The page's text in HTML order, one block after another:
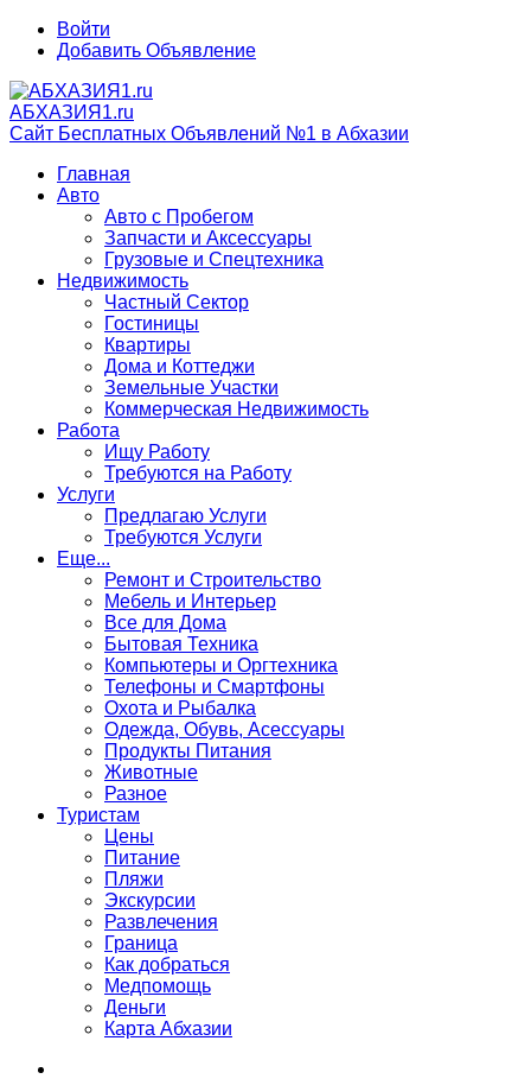
Войти
Добавить Объявление
АБХАЗИЯ1.ru
Сайт Бесплатных Объявлений №1 в Абхазии
Главная
Авто
Авто с Пробегом
Запчасти и Аксессуары
Грузовые и Спецтехника
Недвижимость
Частный Сектор
Гостиницы
Квартиры
Дома и Коттеджи
Земельные Участки
Коммерческая Недвижимость
Работа
Ищу Работу
Требуются на Работу
Услуги
Предлагаю Услуги
Требуются Услуги
Еще...
Ремонт и Строительство
Мебель и Интерьер
Все для Дома
Бытовая Техника
Компьютеры и Оргтехника
Телефоны и Смартфоны
Охота и Рыбалка
Одежда, Обувь, Асессуары
Продукты Питания
Животные
Разное
Туристам
Цены
Питание
Пляжи
Экскурсии
Развлечения
Граница
Как добраться
Медпомощь
Деньги
Карта Абхазии